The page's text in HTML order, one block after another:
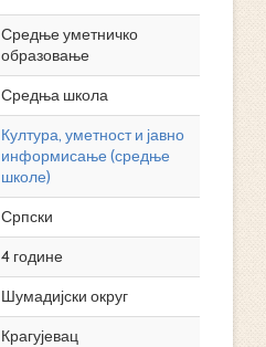
Средње уметничко
образовање
Средња школа
Култура, уметност и јавно
информисање (средње
школе)
Српски
4 године
Шумадијски округ
Крагујевац